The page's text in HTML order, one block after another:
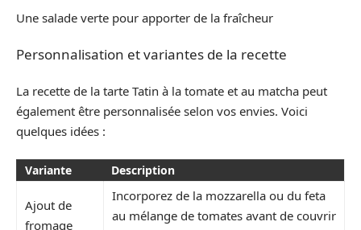
Une salade verte pour apporter de la fraîcheur
Personnalisation et variantes de la recette
La recette de la tarte Tatin à la tomate et au matcha peut
également être personnalisée selon vos envies. Voici
quelques idées :
Variante Description
Ajout de
fromage
Incorporez de la mozzarella ou du feta
au mélange de tomates avant de couvrir